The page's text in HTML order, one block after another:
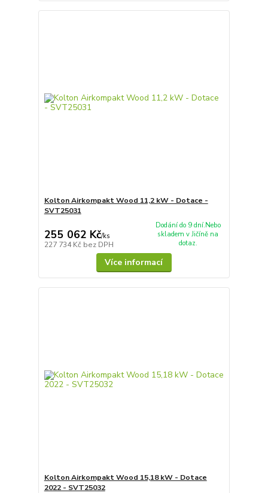
Kolton Airkompakt Wood 11,2 kW - Dotace -
SVT25031
255 062 Kč/ks
227 734 Kč bez DPH
Dodání do 9 dní.Nebo
skladem v Jičíně na
dotaz.
Více informací
Kolton Airkompakt Wood 15,18 kW - Dotace
2022 - SVT25032